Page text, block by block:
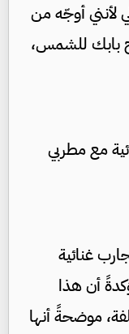
لأنني أوجّه من
بابك للشمس،
مع مطربي
غنائية
أن هذا
موضحةً أنها